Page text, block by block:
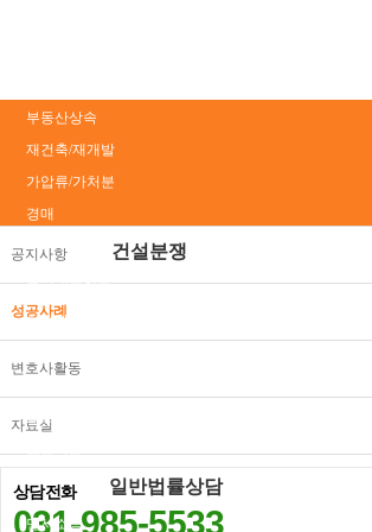
부동산상속
재건축/재개발
가압류/가처분
경매
건설분쟁
공사대금청구
하자관련분쟁
일조권/조망권
일반법률상담
민사소송
공지사항
성공사례
변호사활동
자료실
상담전화
031-985-5533